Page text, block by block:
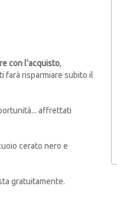
con l'acquisto,
farà risparmiare subito il
affrettati
cerato nero e
gratuitamente.